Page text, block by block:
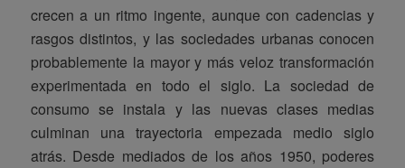
crecen a un ritmo ingente, aunque con cadencias y
rasgos distintos, y las sociedades urbanas conocen
probablemente la mayor y más veloz transformación
experimentada en todo el siglo. La sociedad de
consumo se instala y las nuevas clases medias
culminan una trayectoria empezada medio siglo
atrás. Desde mediados de los años 1950, poderes